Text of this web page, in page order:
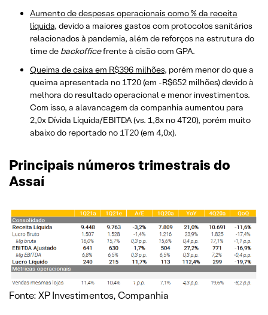
Aumento de despesas operacionais como % da receita
líquida, devido a maiores gastos com protocolos sanitários
relacionados à pandemia, além de reforços na estrutura do
time de backofficefrente à cisão com GPA.
Queima de caixa em R$396 milhões, porém menor do que a
queima apresentada no 1T20 (em -R$652 milhões) devido à
melhora do resultado operacional e menor investimentos.
Com isso, a alavancagem da companhia aumentou para
2,0x Dívida Líquida/EBITDA (vs. 1,8x no 4T20), porém muito
abaixo do reportado no 1T20 (em 4,0x).
Principais números trimestrais do
Assaí
Fonte: XP Investimentos, Companhia